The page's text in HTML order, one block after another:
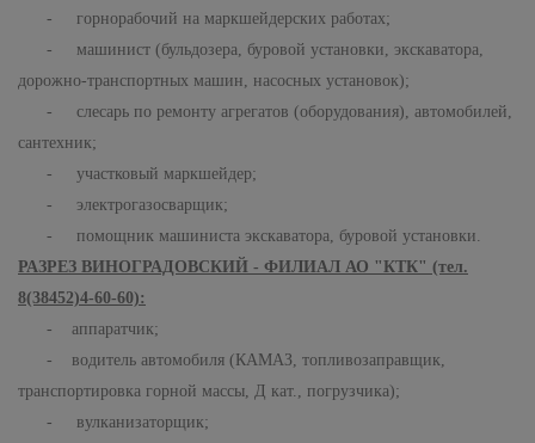
- горнорабочий на маркшейдерских работах;
- машинист (бульдозера, буровой установки, экскаватора,
дорожно-транспортных машин, насосных установок);
- слесарь по ремонту агрегатов (оборудования), автомобилей,
сантехник;
- участковый маркшейдер;
- электрогазосварщик;
- помощник машиниста экскаватора, буровой установки.
РАЗРЕЗ ВИНОГРАДОВСКИЙ - ФИЛИАЛ АО "КТК" (тел.
8(38452)4-60-60):
- аппаратчик;
- водитель автомобиля (КАМАЗ, топливозаправщик,
транспортировка горной массы, Д кат., погрузчика);
- вулканизаторщик;